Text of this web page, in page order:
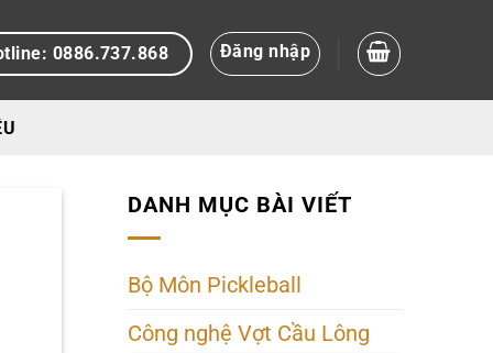
0886.737.868 Đăng nhập
DANH MỤC BÀI VIẾT
Bộ Môn Pickleball
Công nghệ Vợt Cầu Lông